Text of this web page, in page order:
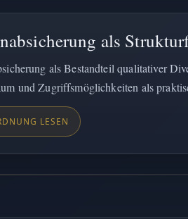
als
als Bestandteil qualitativer
und Zugriffsmöglichkeiten als
LESEN